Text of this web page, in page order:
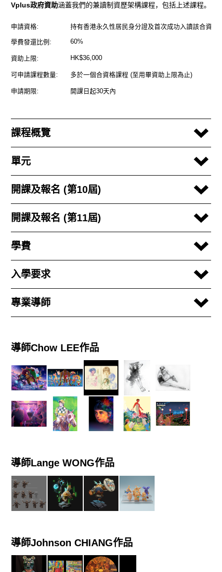
Vplus政府資助涵蓋我們的兼讀制資歷架構課程，包括上述課程。
申請資格: 持有香港永久性居民身分證及首次成功入讀該合資格
學費發還比例: 60%
資助上限: HK$36,000
可申請課程數量: 多於一個合資格課程 (至用畢資助上限為止)
申請期限: 開課日起30天內
課程概覽
單元
開課及報名 (第10屆)
開課及報名 (第11屆)
學費
入學要求
專業導師
導師Chow LEE作品
導師Lange WONG作品
導師Johnson CHIANG作品